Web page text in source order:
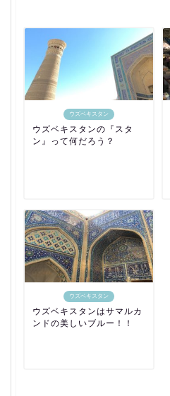
ウズベキスタン
ウズベキスタンの『スタ
ン』って何だろう？
ウズベキスタン
ウズベキスタンはサマルカ
ンドの美しいブルー！！